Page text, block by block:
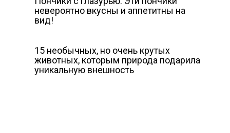
невероятно вкусны и аппетитны на
вид!
15 необычных, но очень крутых
животных, которым природа подарила
уникальную внешность